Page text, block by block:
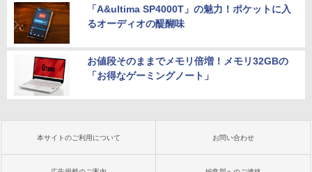
「A&ultima SP4000T」の魅力！ポケットに入
るオーディオの醍醐味
お値段そのままでメモリ倍増！メモリ32GBの
「お得なゲーミングノート」
本サイトのご利用について お問い合わせ